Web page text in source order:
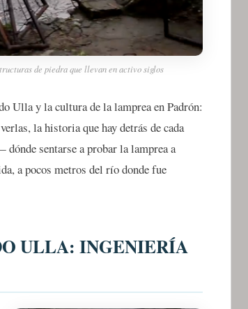
de piedra que llevan en activo siglos
Ulla y la cultura de la lamprea en Padrón:
la historia que hay detrás de cada
sentarse a probar la lamprea a
a pocos metros del río donde fue
ULLA: INGENIERÍA